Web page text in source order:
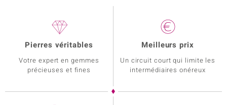
Pierres véritables
Votre expert en gemmes
précieuses et fines
Meilleurs prix
Un circuit court qui limite les
intermédiaires onéreux